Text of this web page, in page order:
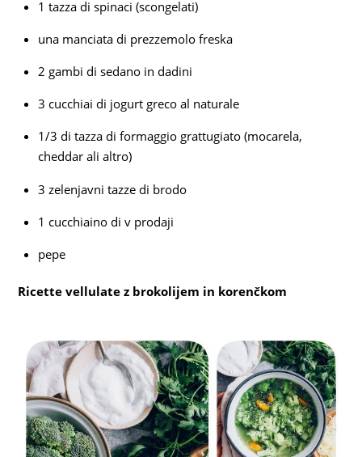
1 tazza di spinaci (scongelati)
una manciata di prezzemolo freska
2 gambi di sedano in dadini
3 cucchiai di jogurt greco al naturale
1/3 di tazza di formaggio grattugiato (mocarela,
cheddar ali altro)
3 zelenjavni tazze di brodo
1 cucchiaino di v prodaji
pepe
Ricette vellulate z brokolijem in korenčkom